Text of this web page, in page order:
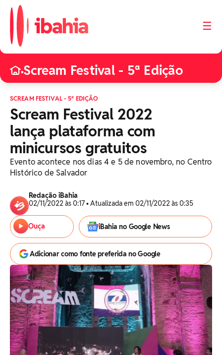
☰
•Scream Festival - 5ª Edição
SCREAM FESTIVAL - 5ª EDIÇÃO
Scream Festival 2022
lança plataforma com
minicursos gratuitos
Evento acontece nos dias 4 e 5 de novembro, no Centro
Histórico de Salvador
Redação iBahia
02/11/2022 às 0:17 • Atualizada em 02/11/2022 às 0:35
Ouça iBahia no Google News
Adicionar como fonte preferida no Google